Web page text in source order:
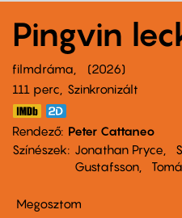
Pingvin
filmdráma
2026
111 perc,
Szinkronizált
Rendező Peter Cattaneo
Színészek
Jonathan Pryce
Gustafsson
Megosztom